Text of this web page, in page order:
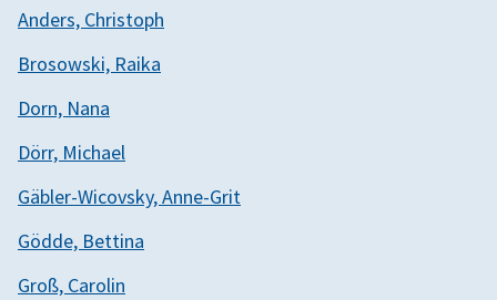
Anders, Christoph
Brosowski, Raika
Dorn, Nana
Dörr, Michael
Gäbler-Wicovsky, Anne-Grit
Gödde, Bettina
Groß, Carolin